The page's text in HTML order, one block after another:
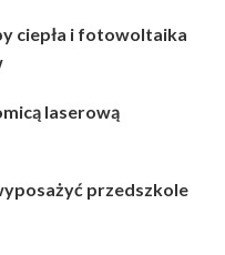
ciepła i fotowoltaika
laserową
przedszkole